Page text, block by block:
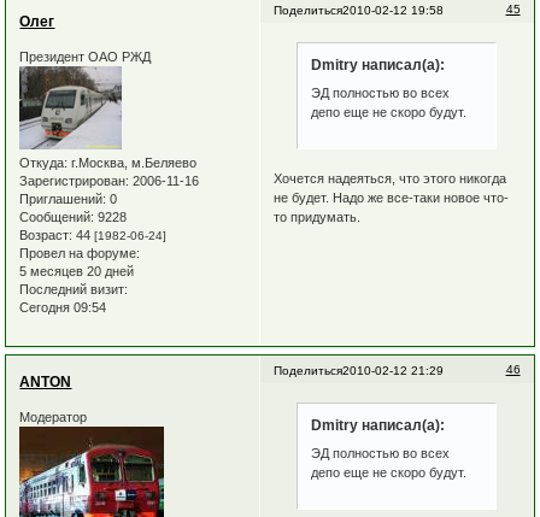
Поделиться 45
2010-02-12 19:58
Олег
Президент ОАО РЖД
Откуда: г.Москва, м.Беляево
Зарегистрирован: 2006-11-16
Приглашений: 0
Сообщений: 9228
Возраст: 44[1982-06-24]
Провел на форуме:
5 месяцев 20 дней
Последний визит:
Сегодня 09:54
Dmitry написал(а):
ЭД полностью во всех
депо еще не скоро будут.
Хочется надеяться, что этого никогда
не будет. Надо же все-таки новое что-
то придумать.
Поделиться 46
2010-02-12 21:29
ANTON
Модератор Dmitry написал(а):
ЭД полностью во всех
депо еще не скоро будут.